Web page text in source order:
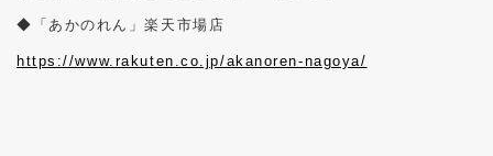
◆「あかのれん」楽天市場店
https://www.rakuten.co.jp/akanoren-nagoya/